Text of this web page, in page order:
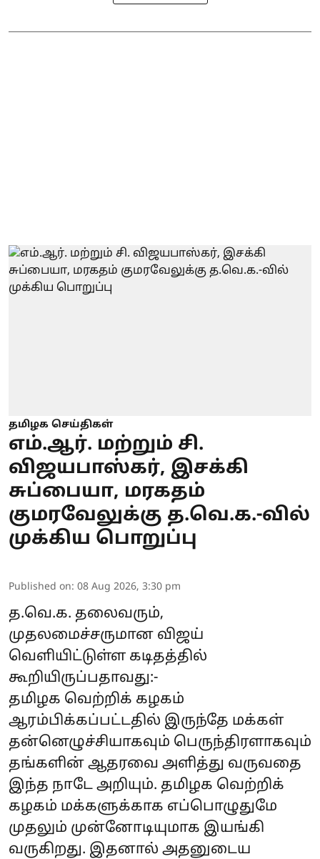
தமிழக செய்திகள்
எம்.ஆர். மற்றும் சி.
விஜயபாஸ்கர், இசக்கி
சுப்பையா, மரகதம்
குமரவேலுக்கு த.வெ.க.-வில்
முக்கிய பொறுப்பு
Published on: 08 Aug 2026, 3:30 pm
த.வெ.க. தலைவரும்,
முதலமைச்சருமான விஜய்
வெளியிட்டுள்ள கடிதத்தில்
கூறியிருப்பதாவது:-
தமிழக வெற்றிக் கழகம்
ஆரம்பிக்கப்பட்டதில் இருந்தே மக்கள்
தன்னெழுச்சியாகவும் பெருந்திரளாகவும்
தங்களின் ஆதரவை அளித்து வருவதை
இந்த நாடே அறியும். தமிழக வெற்றிக்
கழகம் மக்களுக்காக எப்பொழுதுமே
முதலும் முன்னோடியுமாக இயங்கி
வருகிறது. இதனால் அதனுடைய